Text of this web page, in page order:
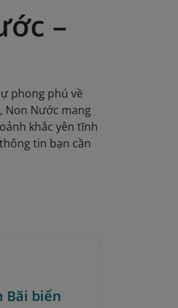
–
phong phú về
Non Nước mang
khắc yên tĩnh
tin bạn cần
Bãi biển